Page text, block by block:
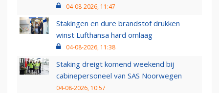
04-08-2026, 11:47
Stakingen en dure brandstof drukken
winst Lufthansa hard omlaag
04-08-2026, 11:38
Staking dreigt komend weekend bij
cabinepersoneel van SAS Noorwegen
04-08-2026, 10:57